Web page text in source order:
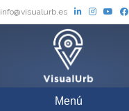
info@visualurb.es
Menú